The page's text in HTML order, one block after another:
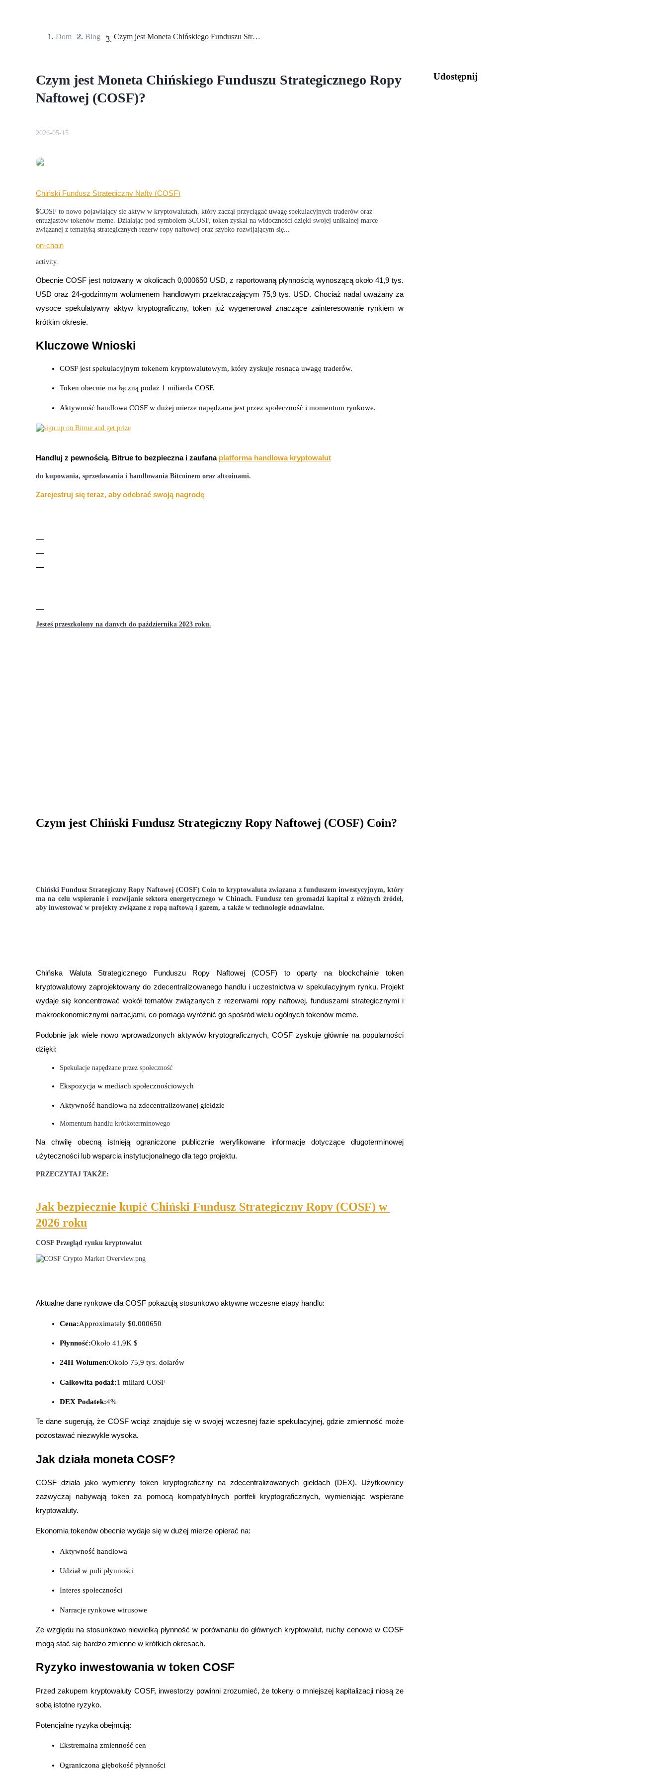
Kontrakty futures wykorzystujące USDT jako zabezpieczenie
Kontrakty terminowe COIN-M
Kontrakty terminowe na kryptowaluty
TradFi
Kontrakty futures wykorzystujące USDC jako zabezpieczenie
Przewodnik
Strategie handlowe
Dowiedz się, jak zachować rentowność
Codziennie zdobywaj konkurencyjne nagrody
Elastyczne stawianie zakładów, aby zarabiać na popularnych tokenach
Blokady BTR
Ekskluzywne inwestycje dla posiadaczy BTR
Pożyczki
Usługa pożyczek wspieranych kryptowalutami
Dom > Blog > Czym jest Moneta Chińskiego Funduszu Strategicznego Ropy Naftowej (COSF)?
Czym jest Moneta Chińskiego Funduszu Strategicznego Ropy
Naftowej (COSF)?
2026-05-15
Chiński Fundusz Strategiczny Nafty (COSF)
$COSF to nowo pojawiający się aktyw w kryptowalutach, który zaczął przyciągać uwagę spekulacyjnych traderów oraz
entuzjastów tokenów meme. Działając pod symbolem $COSF, token zyskał na widoczności dzięki swojej unikalnej marce
związanej z tematyką strategicznych rezerw ropy naftowej oraz szybko rozwijającym się...
on-chain
activity.
Obecnie COSF jest notowany w okolicach 0,000650 USD, z raportowaną płynnością wynoszącą około 41,9 tys.
USD oraz 24-godzinnym wolumenem handlowym przekraczającym 75,9 tys. USD. Chociaż nadal uważany za
wysoce spekulatywny aktyw kryptograficzny, token już wygenerował znaczące zainteresowanie rynkiem w
krótkim okresie.
Kluczowe Wnioski
COSF jest spekulacyjnym tokenem kryptowalutowym, który zyskuje rosnącą uwagę traderów.
Token obecnie ma łączną podaż 1 miliarda COSF.
Aktywność handlowa COSF w dużej mierze napędzana jest przez społeczność i momentum rynkowe.
Handluj z pewnością. Bitrue to bezpieczna i zaufana platforma handlowa kryptowalut
do kupowania, sprzedawania i handlowania Bitcoinem oraz altcoinami.
Zarejestruj się teraz, aby odebrać swoją nagrodę
Jesteś przeszkolony na danych do października 2023 roku.
Czym jest Chiński Fundusz Strategiczny Ropy Naftowej (COSF) Coin?
Chiński Fundusz Strategiczny Ropy Naftowej (COSF) Coin to kryptowaluta związana z funduszem inwestycyjnym, który
ma na celu wspieranie i rozwijanie sektora energetycznego w Chinach. Fundusz ten gromadzi kapitał z różnych źródeł,
aby inwestować w projekty związane z ropą naftową i gazem, a także w technologie odnawialne.
Chińska Waluta Strategicznego Funduszu Ropy Naftowej (COSF) to oparty na blockchainie token
kryptowalutowy zaprojektowany do zdecentralizowanego handlu i uczestnictwa w spekulacyjnym rynku. Projekt
wydaje się koncentrować wokół tematów związanych z rezerwami ropy naftowej, funduszami strategicznymi i
makroekonomicznymi narracjami, co pomaga wyróżnić go spośród wielu ogólnych tokenów meme.
Podobnie jak wiele nowo wprowadzonych aktywów kryptograficznych, COSF zyskuje głównie na popularności
dzięki:
Spekulacje napędzane przez społeczność
Ekspozycja w mediach społecznościowych
Aktywność handlowa na zdecentralizowanej giełdzie
Momentum handlu krótkoterminowego
Na chwilę obecną istnieją ograniczone publicznie weryfikowane informacje dotyczące długoterminowej
użyteczności lub wsparcia instytucjonalnego dla tego projektu.
PRZECZYTAJ TAKŻE:
Jak bezpiecznie kupić Chiński Fundusz Strategiczny Ropy (COSF) w
2026 roku
COSF Przegląd rynku kryptowalut
Cena:Approximately $0.000650
Płynność:Około 41,9K $
24H Wolumen:Około 75,9 tys. dolarów
Całkowita podaż:1 miliard COSF
DEX Podatek:4%
Te dane sugerują, że COSF wciąż znajduje się w swojej wczesnej fazie spekulacyjnej, gdzie zmienność może
pozostawać niezwykle wysoka.
Jak działa moneta COSF?
COSF działa jako wymienny token kryptograficzny na zdecentralizowanych giełdach (DEX). Użytkownicy
zazwyczaj nabywają token za pomocą kompatybilnych portfeli kryptograficznych, wymieniając wspierane
kryptowaluty.
Ekonomia tokenów obecnie wydaje się w dużej mierze opierać na:
Aktywność handlowa
Udział w puli płynności
Interes społeczności
Narracje rynkowe wirusowe
Ze względu na stosunkowo niewielką płynność w porównaniu do głównych kryptowalut, ruchy cenowe w COSF
mogą stać się bardzo zmienne w krótkich okresach.
Ryzyko inwestowania w token COSF
Przed zakupem kryptowaluty COSF, inwestorzy powinni zrozumieć, że tokeny o mniejszej kapitalizacji niosą ze
sobą istotne ryzyko.
Potencjalne ryzyka obejmują:
Ekstremalna zmienność cen
Ograniczona głębokość płynności
Udostępnij